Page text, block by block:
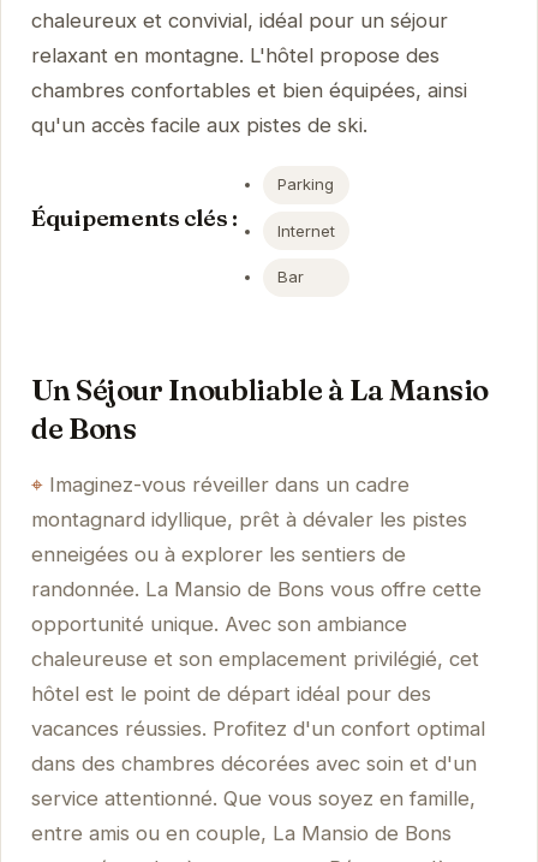
chaleureux et convivial, idéal pour un séjour
relaxant en montagne. L'hôtel propose des
chambres confortables et bien équipées, ainsi
qu'un accès facile aux pistes de ski.
Équipements clés :
Parking
Internet
Bar
Un Séjour Inoubliable à La Mansio
de Bons
Imaginez-vous réveiller dans un cadre
montagnard idyllique, prêt à dévaler les pistes
enneigées ou à explorer les sentiers de
randonnée. La Mansio de Bons vous offre cette
opportunité unique. Avec son ambiance
chaleureuse et son emplacement privilégié, cet
hôtel est le point de départ idéal pour des
vacances réussies. Profitez d'un confort optimal
dans des chambres décorées avec soin et d'un
service attentionné. Que vous soyez en famille,
entre amis ou en couple, La Mansio de Bons